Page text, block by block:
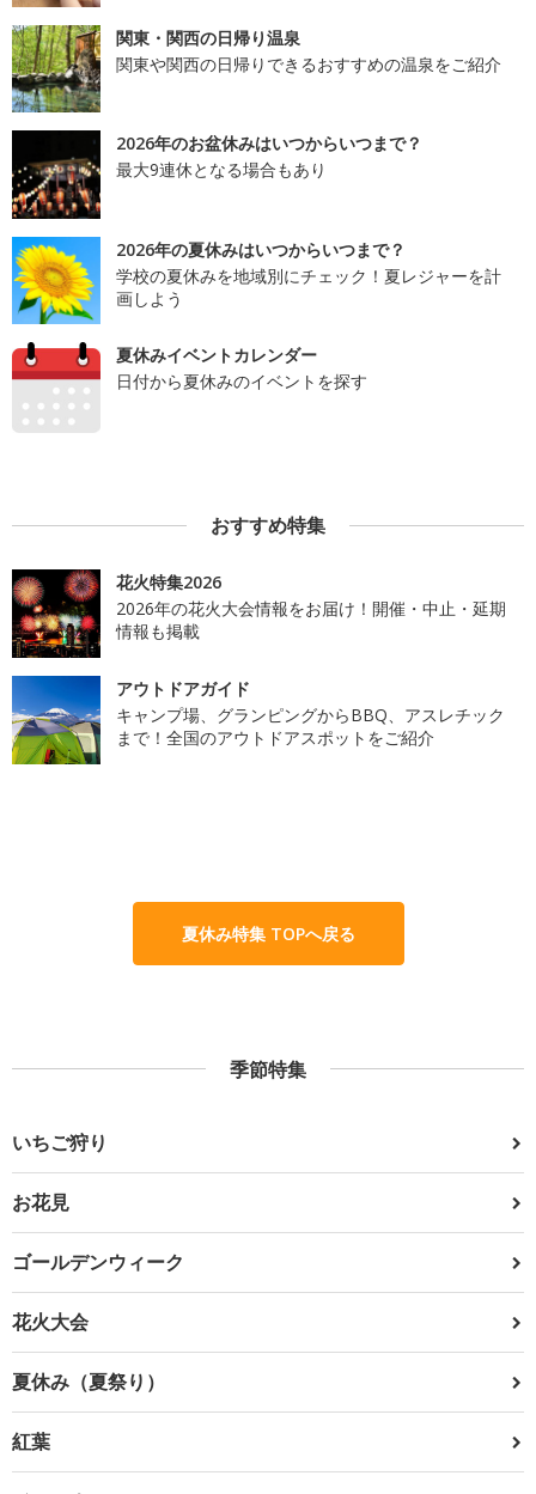
関東・関西の日帰り温泉
関東や関西の日帰りできるおすすめの温泉をご紹介
2026年のお盆休みはいつからいつまで？
最大9連休となる場合もあり
2026年の夏休みはいつからいつまで？
学校の夏休みを地域別にチェック！夏レジャーを計
画しよう
夏休みイベントカレンダー
日付から夏休みのイベントを探す
おすすめ特集
花火特集2026
2026年の花火大会情報をお届け！開催・中止・延期
情報も掲載
アウトドアガイド
キャンプ場、グランピングからBBQ、アスレチック
まで！全国のアウトドアスポットをご紹介
夏休み特集 TOPへ戻る
季節特集
いちご狩り
お花見
ゴールデンウィーク
花火大会
夏休み（夏祭り）
紅葉